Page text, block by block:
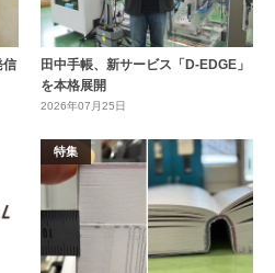
信
田中手帳、新サービス「D-EDGE」
を本格展開
2026年07月25日
特集